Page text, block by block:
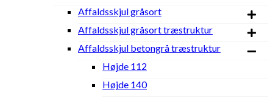
(udvendigt
antal
Affaldsskjul gråsort
Affaldsskjul gråsort træstruktur
Affaldsskjul betongrå træstruktur
Højde 112
Højde 140